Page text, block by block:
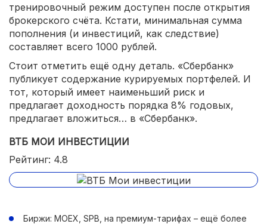
тренировочный режим доступен после открытия
брокерского счёта. Кстати, минимальная сумма
пополнения (и инвестиций, как следствие)
составляет всего 1000 рублей.
Стоит отметить ещё одну деталь. «Сбербанк»
публикует содержание курируемых портфелей. И
тот, который имеет наименьший риск и
предлагает доходность порядка 8% годовых,
предлагает вложиться… в «Сбербанк».
ВТБ МОИ ИНВЕСТИЦИИ
Рейтинг: 4.8
Биржи: MOEX, SPB, на премиум-тарифах – ещё более